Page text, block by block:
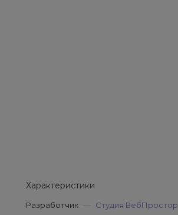
Характеристики
Разработчик — Студия ВебПростор